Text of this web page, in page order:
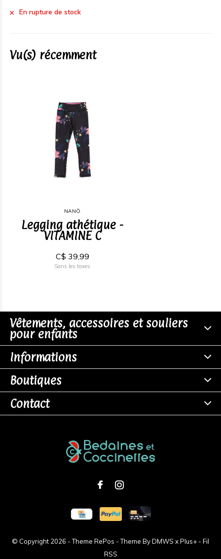
En rupture de stock
Vu(s) récemment
NANÖ
Legging athétique -
VITAMINE C
C$ 39,99
Sans les taxes
Vêtements, accessoires et souliers
pour enfants
Informations
Boutiques
Contact
© Copyright 2026 - Theme RePos - Theme ByDMWS xPlus+ - Fil
RSS